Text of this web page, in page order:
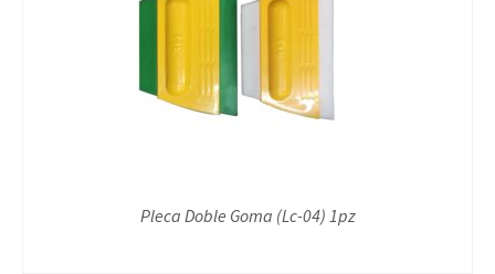
Pleca Doble Goma (Lc-04) 1pz